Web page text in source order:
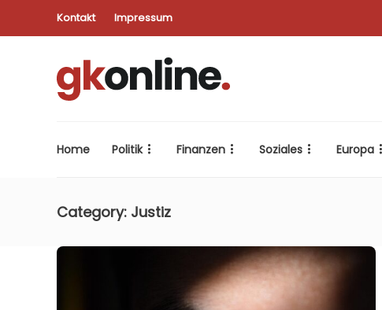
Kontakt Impressum
Home Politik Finanzen Soziales Europa
Category: Justiz